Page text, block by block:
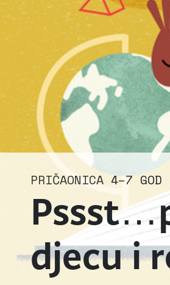
PRIČAONICA 4–7 GOD
djecu i